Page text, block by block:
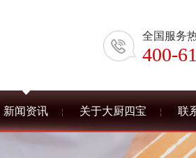
全国服务
400-
新闻资讯 关于大厨四宝 联